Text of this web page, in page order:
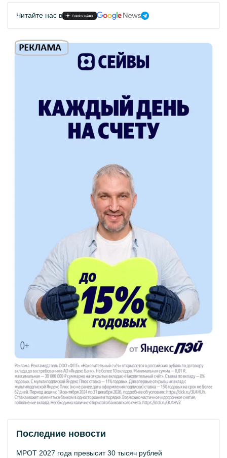
Читайте нас в
Последние новости
МРОТ 2027 года превысит 30 тысяч рублей